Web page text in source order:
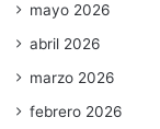
mayo 2026
abril 2026
marzo 2026
febrero 2026